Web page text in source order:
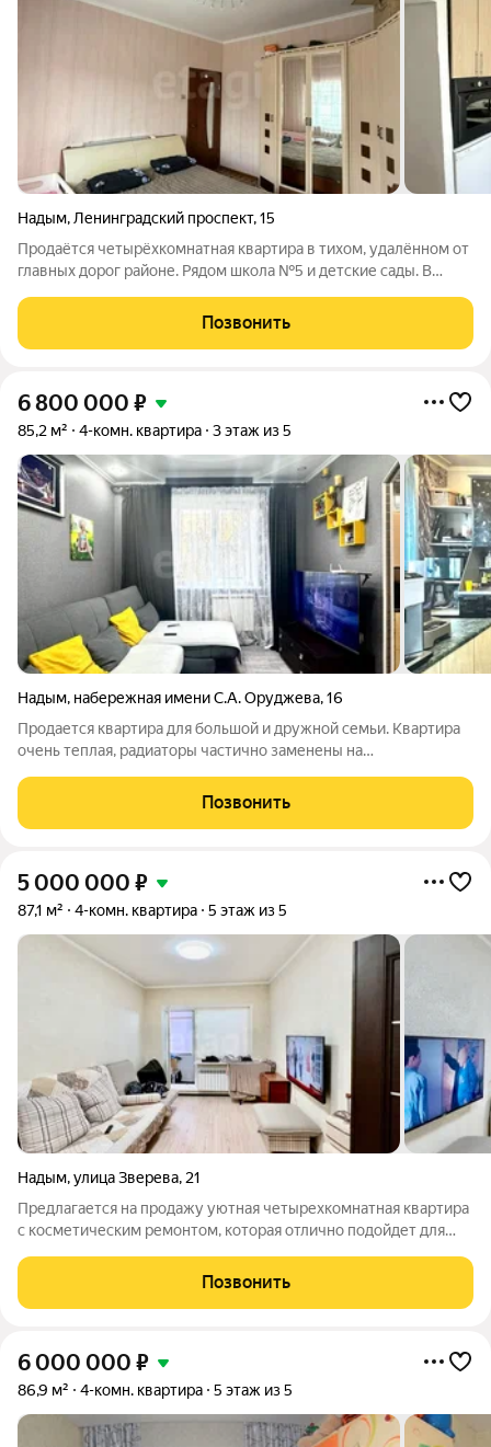
Надым, Ленинградский проспект,15
Продаётся четырёхкомнатная квартира в тихом, удалённом от
главных дорог районе. Рядом школа №5 и детские сады. В
ПВХ, бетонная стяжка пола. Просторная кухня оборудована
гарнитуром и встроенной
Позвонить
6 800 000 ₽
85,2 м² 4-комн. квартира 3 этаж из 5
Надым, набережная имени С.А. Оруджева,16
Продается квартира для большой и дружной семьи. Квартира
очень теплая, радиаторы частично заменены на
панелями пвх. Вся мебель и крупная техника остаются новому
собственнику. Все документы готовы к
Позвонить
5 000 000 ₽
87,1 м² 4-комн. квартира 5 этаж из 5
Надым,улица Зверева, 21
Предлагается на продажу уютная четырехкомнатная квартира
с косметическим ремонтом, которая отлично подойдет для
позволяющая удобно разместить мебель и личные вещи. -
Кухня: Уютная кухня с нишей для
Позвонить
6 000 000 ₽
86,9 м² 4-комн. квартира 5 этаж из 5